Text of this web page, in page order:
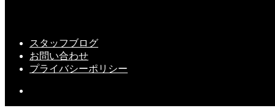
スタッフブログ
お問い合わせ
プライバシーポリシー